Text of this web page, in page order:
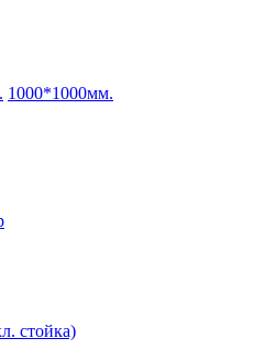
1000*1000мм.
стойка)